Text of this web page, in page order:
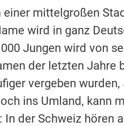
einer mittelgroßen
wird in ganz
Jungen wird von
der letzten Jahre
vergeben
ins Umland, kann
der Schweiz hören